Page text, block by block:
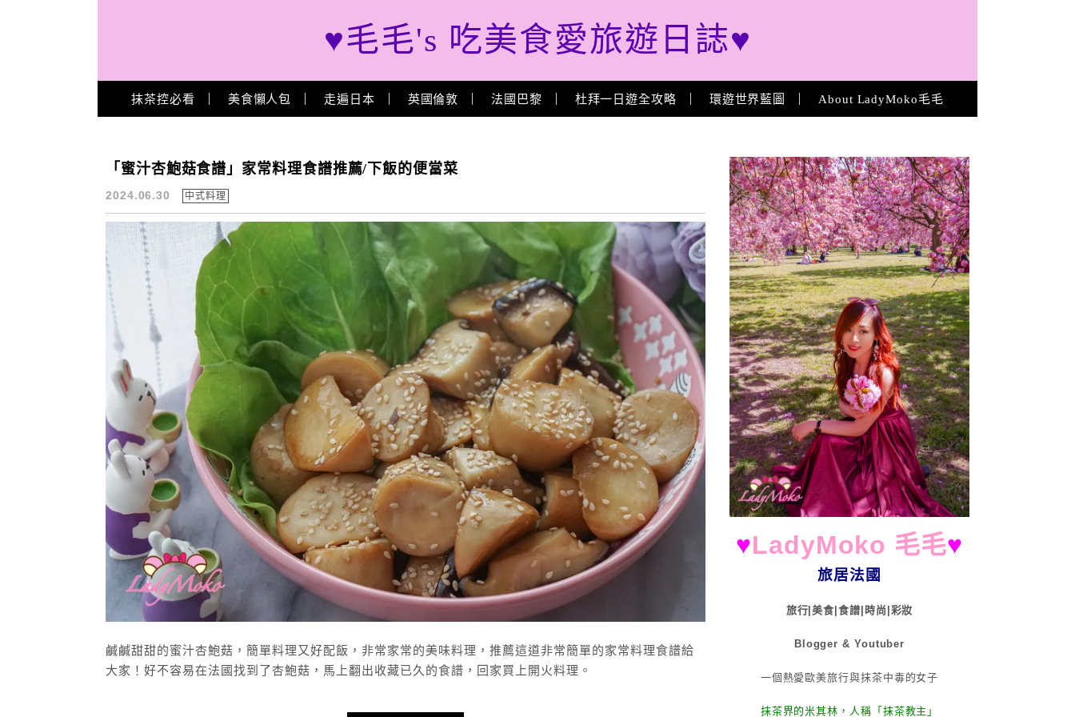
♥毛毛's 吃美食愛旅遊日誌♥
Main Menu
抹茶控必看 美食懶人包 走遍日本 英國倫敦 法國巴黎 杜拜一日遊全攻略 環遊世界藍圖 About LadyMoko毛毛
honey recipe
「蜜汁杏鮑菇食譜」家常料理食譜推薦/下飯的便當菜
2024.06.30 中式料理
鹹鹹甜甜的蜜汁杏鮑菇，簡單料理又好配飯，非常家常的美味料理，推薦這道非常簡單的家常料理食譜給
大家！好不容易在法國找到了杏鮑菇，馬上翻出收藏已久的食譜，回家買上開火料理。
About
♥LadyMoko 毛毛♥
旅居法國
旅行|美食|食譜|時尚|彩妝
Blogger & Youtuber
一個熱愛歐美旅行與抹茶中毒的女子
抹茶界的米其林，人稱「抹茶教主」